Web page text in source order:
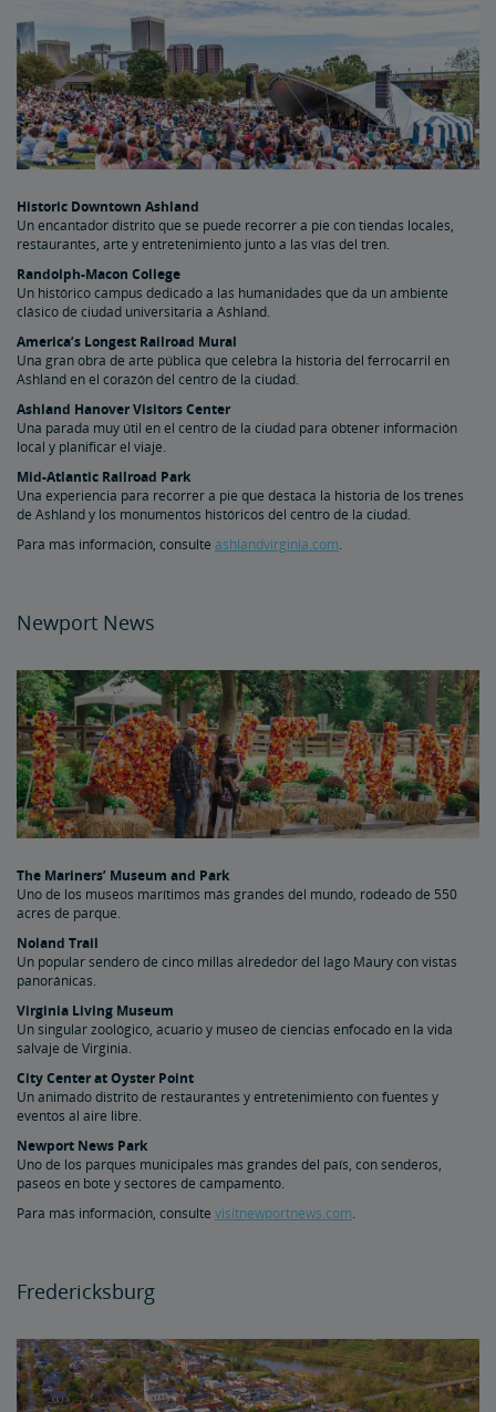
Historic Downtown Ashland
Un encantador distrito que se puede recorrer a pie con tiendas locales,
restaurantes, arte y entretenimiento junto a las vías del tren.
Randolph-Macon College
Un histórico campus dedicado a las humanidades que da un ambiente
clásico de ciudad universitaria a Ashland.
America’s Longest Railroad Mural
Una gran obra de arte pública que celebra la historia del ferrocarril en
Ashland en el corazón del centro de la ciudad.
Ashland Hanover Visitors Center
Una parada muy útil en el centro de la ciudad para obtener información
local y planificar el viaje.
Mid-Atlantic Railroad Park
Una experiencia para recorrer a pie que destaca la historia de los trenes
de Ashland y los monumentos históricos del centro de la ciudad.
Para más información, consulte ashlandvirginia.com.
Newport News
The Mariners’ Museum and Park
Uno de los museos marítimos más grandes del mundo, rodeado de 550
acres de parque.
Noland Trail
Un popular sendero de cinco millas alrededor del lago Maury con vistas
panoránicas.
Virginia Living Museum
Un singular zoológico, acuario y museo de ciencias enfocado en la vida
salvaje de Virginia.
City Center at Oyster Point
Un animado distrito de restaurantes y entretenimiento con fuentes y
eventos al aire libre.
Newport News Park
Uno de los parques municipales más grandes del país, con senderos,
paseos en bote y sectores de campamento.
Para más información, consulte visitnewportnews.com.
Fredericksburg